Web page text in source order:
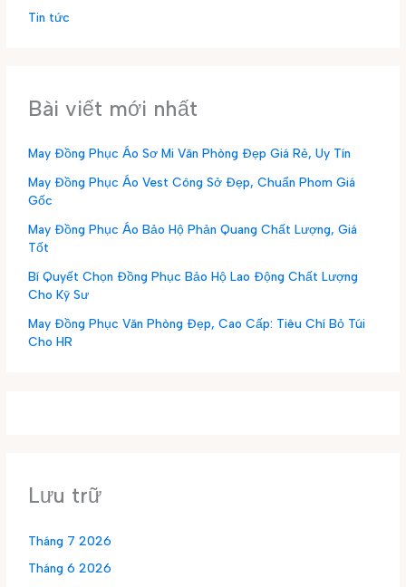
Tin tức
Bài viết mới nhất
May Đồng Phục Áo Sơ Mi Văn Phòng Đẹp Giá Rẻ, Uy Tín
May Đồng Phục Áo Vest Công Sở Đẹp, Chuẩn Phom Giá
Gốc
May Đồng Phục Áo Bảo Hộ Phản Quang Chất Lượng, Giá
Tốt
Bí Quyết Chọn Đồng Phục Bảo Hộ Lao Động Chất Lượng
Cho Kỹ Sư
May Đồng Phục Văn Phòng Đẹp, Cao Cấp: Tiêu Chí Bỏ Túi
Cho HR
Lưu trữ
Tháng 7 2026
Tháng 6 2026